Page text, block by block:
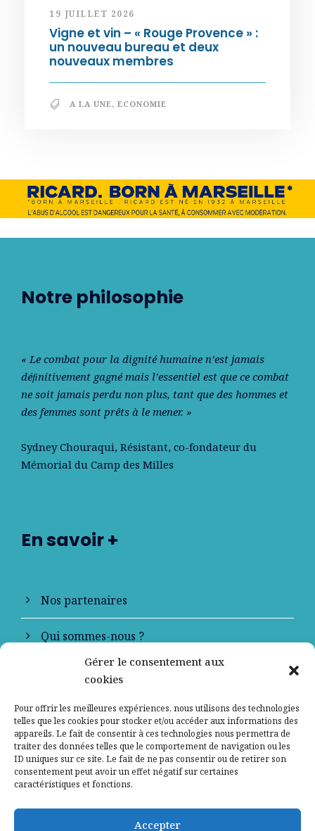
Gérer le consentement aux
cookies
Pour offrir les meilleures expériences, nous utilisons des technologies
telles que les cookies pour stocker et/ou accéder aux informations des
appareils. Le fait de consentir à ces technologies nous permettra de
traiter des données telles que le comportement de navigation ou les
ID uniques sur ce site. Le fait de ne pas consentir ou de retirer son
consentement peut avoir un effet négatif sur certaines
caractéristiques et fonctions.
Accepter
19 JUILLET 2026
Vigne et vin – « Rouge Provence » :
un nouveau bureau et deux
nouveaux membres
A LA UNE, ECONOMIE
Notre philosophie
« Le combat pour la dignité humaine n’est jamais
déﬁnitivement gagné mais l’essentiel est que ce combat
ne soit jamais perdu non plus, tant que des hommes et
des femmes sont prêts à le mener. »
Sydney Chouraqui, Résistant, co-fondateur du
Mémorial du Camp des Milles
En savoir +
Nos partenaires
Qui sommes-nous ?
Contactez-nous
Mentions légales
Politique de confidentialité